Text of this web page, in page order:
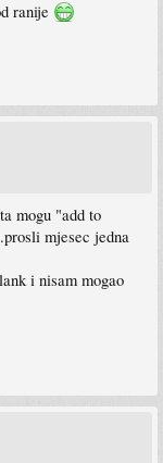
ranije
mogu "add to
mjesec jedna
i nisam mogao